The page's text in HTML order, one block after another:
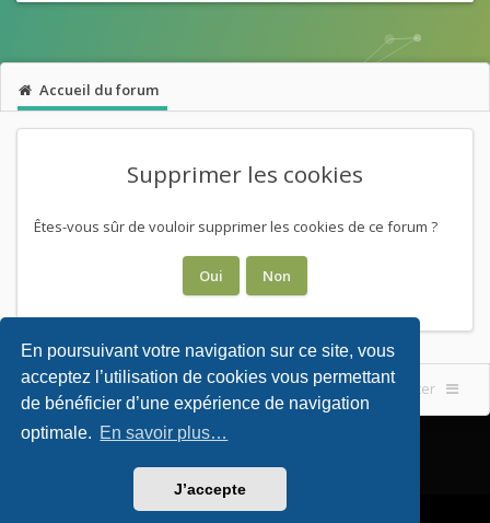
En poursuivant votre navigation sur ce site, vous
acceptez l’utilisation de cookies vous permettant
de bénéficier d’une expérience de navigation
optimale. En savoir plus…
J’accepte
Accueil du forum
Supprimer les cookies
Êtes-vous sûr de vouloir supprimer les cookies de ce forum ?
Accueil du forum Nous contacter